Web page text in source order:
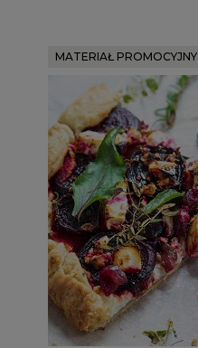
MATERIAŁ PROMOCYJNY